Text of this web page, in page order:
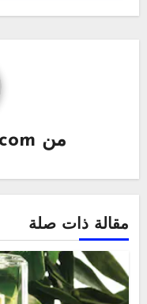
من
مقالة ذات صلة